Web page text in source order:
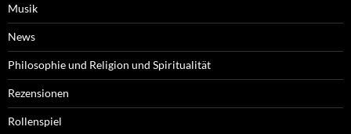
Musik
News
Philosophie und Religion und Spiritualität
Rezensionen
Rollenspiel